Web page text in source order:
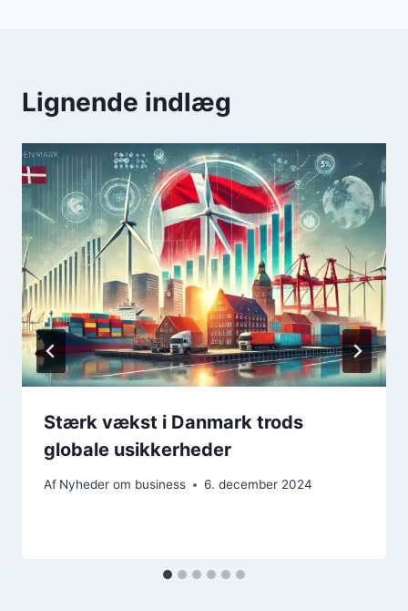
Lignende indlæg
Stærk vækst i Danmark trods
globale usikkerheder
Af Nyheder om business 6. december 2024